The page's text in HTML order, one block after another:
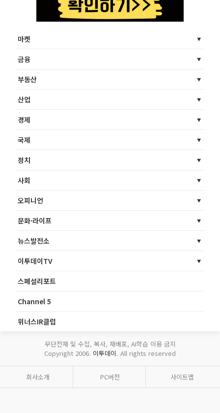
마켓
금융
부동산
산업
경제
국제
정치
사회
오피니언
문화·라이프
뉴스발전소
이투데이TV
스페셜리포트
Channel 5
위너스IR클럽
무단전재 및 수집, 복사, 재배포, AI학습 이용 금지
Copyright 2006. 이투데이. All rights reserved
회사소개 PC버전 사이트맵